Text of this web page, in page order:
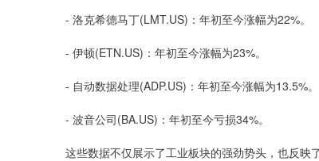
- 洛克希德马丁(LMT.US)：年初至今涨幅为22%。
- 伊顿(ETN.US)：年初至今涨幅为23%。
- 自动数据处理(ADP.US)：年初至今涨幅为13.5%。
- 波音公司(BA.US)：年初至今亏损34%。
这些数据不仅展示了工业板块的强劲势头，也反映